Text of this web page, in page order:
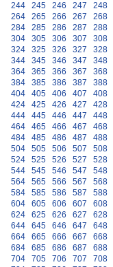
244 245 246 247 248
264
265 266 267 268
284
285 286 287 288
304
305 306 307 308
324
325 326 327 328
344
345 346 347 348
364
365 366 367 368
384
385 386 387 388
404
405 406 407 408
424
425 426 427 428
444
445 446 447 448
464
465 466 467 468
484
485 486 487 488
504
505 506 507 508
524
525 526 527 528
544
545 546 547 548
564
565 566 567 568
584
585 586 587 588
604
605 606 607 608
624
625 626 627 628
644
645 646 647 648
664
665 666 667 668
684
685 686 687 688
704
705 706 707 708